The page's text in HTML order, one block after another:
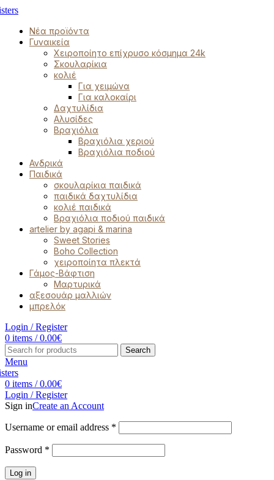
Νέα προϊόντα
Γυναικεία
Χειροποίητο επίχρυσο κόσμημα 24k
Σκουλαρίκια
κολιέ
Για χειμώνα
Για καλοκαίρι
Δαχτυλίδια
Αλυσίδες
Βραχιόλια
Βραχιόλια χεριού
Βραχιόλια ποδιού
Ανδρικά
Παιδικά
σκουλαρίκια παιδικά
παιδικά δαχτυλίδια
κολιέ παιδικά
Βραχιόλια ποδιού παιδικά
artelier by agapi & marina
Sweet Stories
Boho Collection
χειροποίητα πλεκτά
Γάμος-Βάφτιση
Μαρτυρικά
αξεσουάρ μαλλιών
μπρελόκ
Login / Register
0 items / 0.00€
Search
Menu
0 items / 0.00€
Login / Register
Sign inCreate an Account
Username or email address *
Password *
Log in